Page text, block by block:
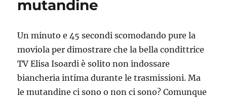
mutandine
Un minuto e 45 secondi scomodando pure la
moviola per dimostrare che la bella condittrice
TV Elisa Isoardi è solito non indossare
biancheria intima durante le trasmissioni. Ma
le mutandine ci sono o non ci sono? Comunque